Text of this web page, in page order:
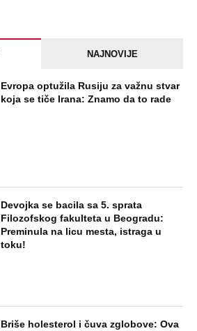
NAJNOVIJE
Evropa optužila Rusiju za važnu stvar
koja se tiče Irana: Znamo da to rade
Devojka se bacila sa 5. sprata
Filozofskog fakulteta u Beogradu:
Preminula na licu mesta, istraga u
toku!
Briše holesterol i čuva zglobove: Ova